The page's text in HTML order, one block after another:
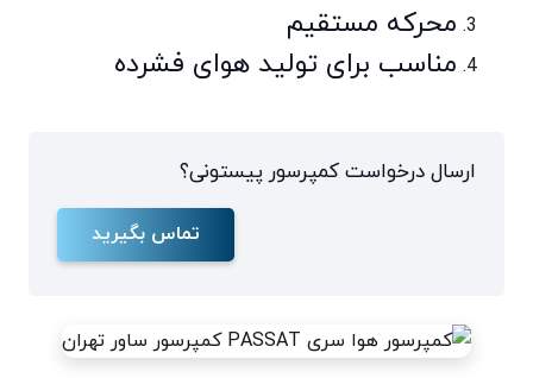
محرکه مستقیم
مناسب برای تولید هوای فشرده
ارسال درخواست کمپرسور پیستونی؟
تماس بگیرید